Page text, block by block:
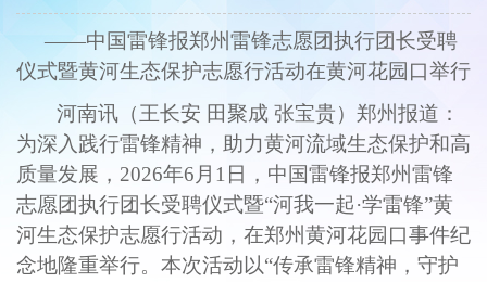
——中国雷锋报郑州雷锋志愿团执行团长受聘
仪式暨黄河生态保护志愿行活动在黄河花园口举行
河南讯（王长安 田聚成 张宝贵）郑州报道：
为深入践行雷锋精神，助力黄河流域生态保护和高
质量发展， 2026年6 月 1 日，中国雷锋报郑州雷锋
志愿团执行团长受聘仪式暨“河我一起·学雷锋”黄
河生态保护志愿行活动，在郑州黄河花园口事件纪
念地隆重举行。本次活动以“传承雷锋精神，守护